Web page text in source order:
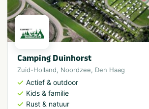
Camping Duinhorst
Zuid-Holland, Noordzee, Den Haag
Actief & outdoor
Kids & familie
Rust & natuur